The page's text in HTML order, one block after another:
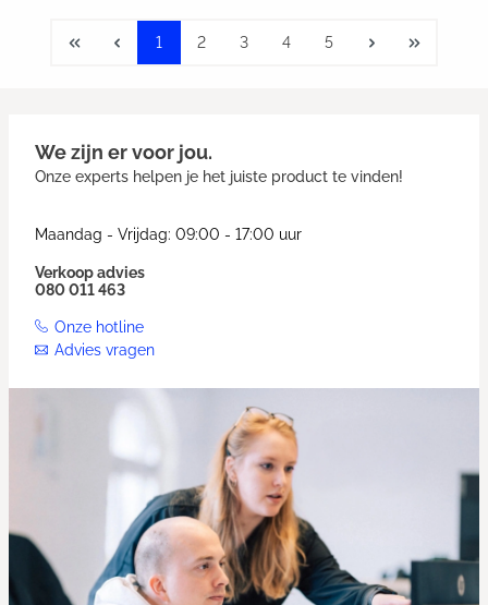
1 2 3 4 5
We zijn er voor jou.
Onze experts helpen je het juiste product te vinden!
Maandag - Vrijdag: 09:00 - 17:00 uur
Verkoop advies
080 011 463
Onze hotline
Advies vragen